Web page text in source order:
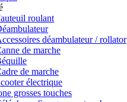
roulant
déambulateur / rollator
de marche
de marche
électrique
grosses touches